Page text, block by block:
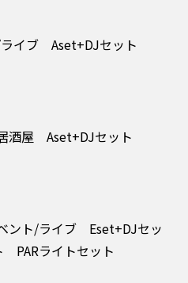
イブ Aset+DJセット
屋 Aset+DJセット
ント/ライブ Eset+DJセッ
PARライトセット